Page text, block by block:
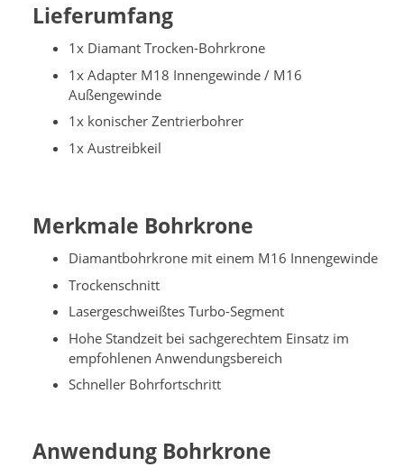
Lieferumfang
1x Diamant Trocken-Bohrkrone
1x Adapter M18 Innengewinde / M16
Außengewinde
1x konischer Zentrierbohrer
1x Austreibkeil
Merkmale Bohrkrone
Diamantbohrkrone mit einem M16 Innengewinde
Trockenschnitt
Lasergeschweißtes Turbo-Segment
Hohe Standzeit bei sachgerechtem Einsatz im
empfohlenen Anwendungsbereich
Schneller Bohrfortschritt
Anwendung Bohrkrone